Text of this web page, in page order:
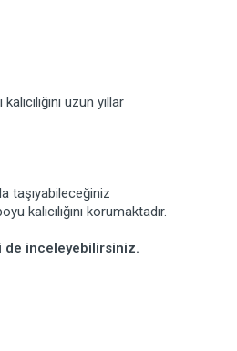
uzun yıllar
taşıyabileceğiniz
kalıcılığını korumaktadır.
de inceleyebilirsiniz.